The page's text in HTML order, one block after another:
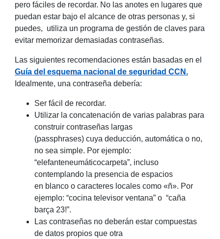
pero fáciles de recordar. No las anotes en lugares que
puedan estar bajo el alcance de otras personas y, si
puedes, utiliza un programa de gestión de claves para
evitar memorizar demasiadas contraseñas.
Las siguientes recomendaciones están basadas en el
Guía del esquema nacional de seguridad CCN.
Idealmente, una contraseña debería:
Ser fácil de recordar.
Utilizar la concatenación de varias palabras para
construir contraseñas largas
(passphrases) cuya deducción, automática o no,
no sea simple. Por ejemplo:
“elefanteneumáticocarpeta”, incluso
contemplando la presencia de espacios
en blanco o caracteres locales como «ñ». Por
ejemplo: “cocina televisor ventana” o “caña
barça 23!”.
Las contraseñas no deberán estar compuestas
de datos propios que otra